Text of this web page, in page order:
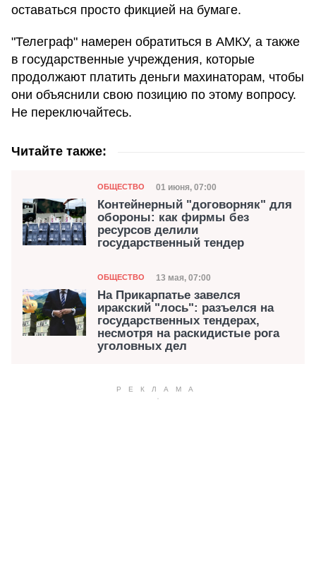
оставаться просто фикцией на бумаге.
"Телеграф" намерен обратиться в АМКУ, а также
в государственные учреждения, которые
продолжают платить деньги махинаторам, чтобы
они объяснили свою позицию по этому вопросу.
Не переключайтесь.
Читайте также:
Категория
ОБЩЕСТВО Дата публикации
01 июня, 07:00
Контейнерный "договорняк" для
обороны: как фирмы без
ресурсов делили
государственный тендер
Категория
ОБЩЕСТВО Дата публикации
13 мая, 07:00
На Прикарпатье завелся
иракский "лось": разъелся на
государственных тендерах,
несмотря на раскидистые рога
уголовных дел